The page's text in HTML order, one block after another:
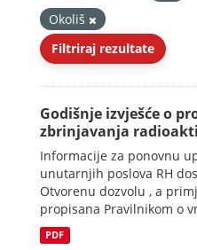
Okoliš
Filtriraj rezultate
Godišnje izvješće o
zbrinjavanja
Informacije za ponovnu
unutarnjih poslova RH
Otvorenu dozvolu , a
propisana Pravilnikom o
PDF